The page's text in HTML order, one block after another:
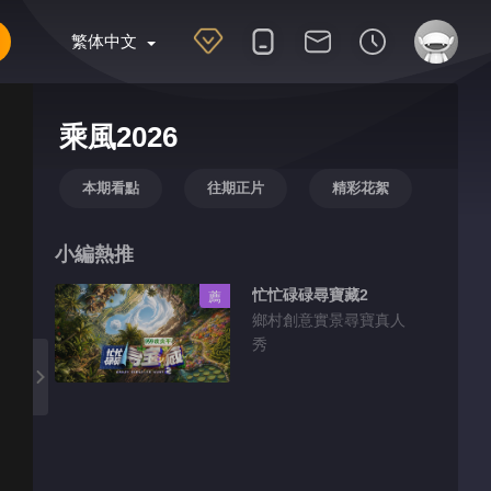
繁体中文
乘風2026
本期看點 往期正片 精彩花絮
小編熱推
薦
忙忙碌碌尋寶藏2
鄉村創意實景尋寶真人
秀